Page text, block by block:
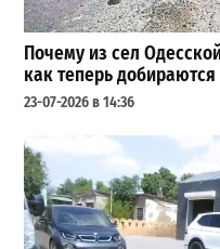
Почему из сел
как теперь
23-07-2026 в 14:36